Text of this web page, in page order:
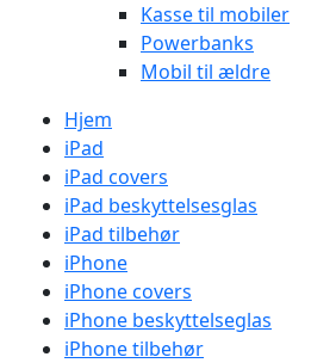
Kasse til mobiler
Powerbanks
Mobil til ældre
Hjem
iPad
iPad covers
iPad beskyttelsesglas
iPad tilbehør
iPhone
iPhone covers
iPhone beskyttelseglas
iPhone tilbehør